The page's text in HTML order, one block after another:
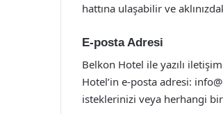
hattına ulaşabilir ve
E-posta Adresi
Belkon Hotel ile yazılı
Hotel’in e-posta adresi:
isteklerinizi veya herhangi